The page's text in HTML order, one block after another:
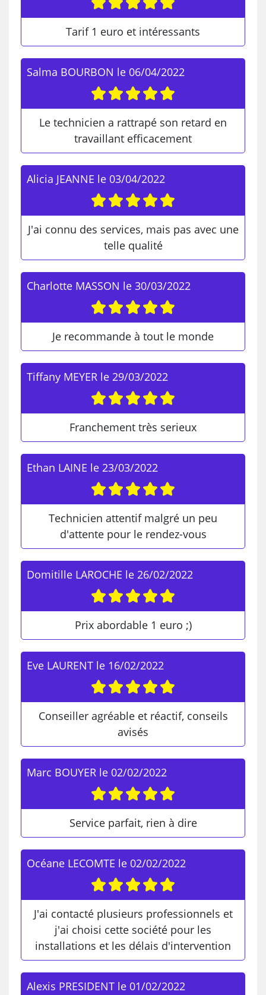
Tarif 1 euro et intéressants
Salma BOURBON le 06/04/2022
Le technicien a rattrapé son retard en
travaillant efficacement
Alicia JEANNE le 03/04/2022
J'ai connu des services, mais pas avec une
telle qualité
Charlotte MASSON le 30/03/2022
Je recommande à tout le monde
Tiffany MEYER le 29/03/2022
Franchement très serieux
Ethan LAINE le 23/03/2022
Technicien attentif malgré un peu
d'attente pour le rendez-vous
Domitille LAROCHE le 26/02/2022
Prix abordable 1 euro ;)
Eve LAURENT le 16/02/2022
Conseiller agréable et réactif, conseils
avisés
Marc BOUYER le 02/02/2022
Service parfait, rien à dire
Océane LECOMTE le 02/02/2022
J'ai contacté plusieurs professionnels et
j'ai choisi cette société pour les
installations et les délais d'intervention
Alexis PRESIDENT le 01/02/2022